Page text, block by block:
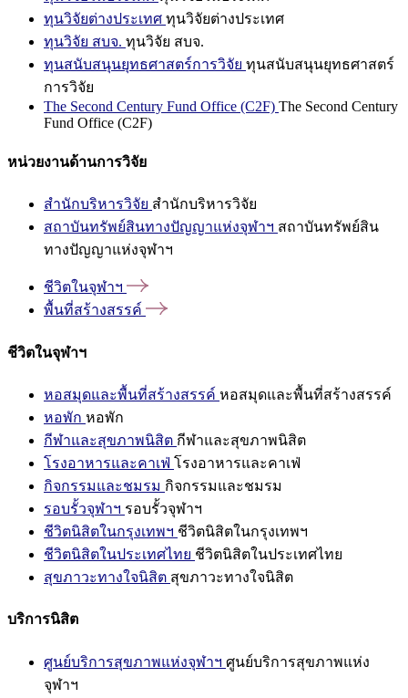
ทุนวิจัยต่างประเทศ ทุนวิจัยต่างประเทศ
ทุนวิจัย สบจ. ทุนวิจัย สบจ.
ทุนสนับสนุนยุทธศาสตร์การวิจัย ทุนสนับสนุนยุทธศาสตร์
การวิจัย
The Second Century Fund Office (C2F) The Second Century
Fund Office (C2F)
หน่วยงานด้านการวิจัย
สำนักบริหารวิจัย สำนักบริหารวิจัย
สถาบันทรัพย์สินทางปัญญาแห่งจุฬาฯ สถาบันทรัพย์สิน
ทางปัญญาแห่งจุฬาฯ
ชีวิตในจุฬาฯ
พื้นที่สร้างสรรค์
ชีวิตในจุฬาฯ
หอสมุดและพื้นที่สร้างสรรค์ หอสมุดและพื้นที่สร้างสรรค์
หอพัก หอพัก
กีฬาและสุขภาพนิสิต กีฬาและสุขภาพนิสิต
โรงอาหารและคาเฟ่ โรงอาหารและคาเฟ่
กิจกรรมและชมรม กิจกรรมและชมรม
รอบรั้วจุฬาฯ รอบรั้วจุฬาฯ
ชีวิตนิสิตในกรุงเทพฯ ชีวิตนิสิตในกรุงเทพฯ
ชีวิตนิสิตในประเทศไทย ชีวิตนิสิตในประเทศไทย
สุขภาวะทางใจนิสิต สุขภาวะทางใจนิสิต
บริการนิสิต
ศูนย์บริการสุขภาพแห่งจุฬาฯ ศูนย์บริการสุขภาพแห่ง
จุฬาฯ